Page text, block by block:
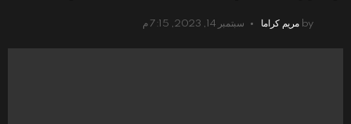
by مريم كراما سبتمبر 14, 2023, 7:15 م